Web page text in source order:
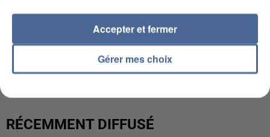
L’UN DES FONDATEURS SUPPOSÉS DE LA DZ
MAFIA INTERPELLÉ EN ALGÉRIE
RÉCEMMENT DIFFUSÉ
Gérer mes choix
Accepter et fermer